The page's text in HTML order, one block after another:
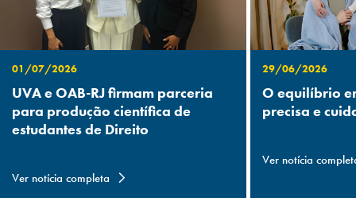
01/07/2026
UVA e OAB-RJ firmam parceria
para produção científica de
estudantes de Direito
Ver notícia completa
29/06/2026
O equilíbrio
precisa e
Ver notícia